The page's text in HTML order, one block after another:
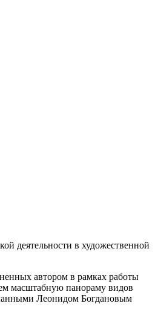
деятельности в художественной
автором в рамках работы
масштабную панораму видов
Леонидом Богдановым